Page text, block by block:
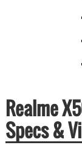
Realme
Specs &